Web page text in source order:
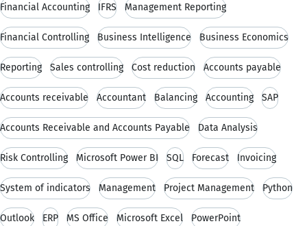
Financial Accounting IFRS Management Reporting
Financial Controlling Business Intelligence Business Economics
Reporting Sales controlling Cost reduction Accounts payable
Accounts receivable Accountant Balancing Accounting SAP
Accounts Receivable and Accounts Payable Data Analysis
Risk Controlling Microsoft Power BI SQL Forecast Invoicing
System of indicators Management Project Management Python
Outlook ERP MS Office Microsoft Excel PowerPoint